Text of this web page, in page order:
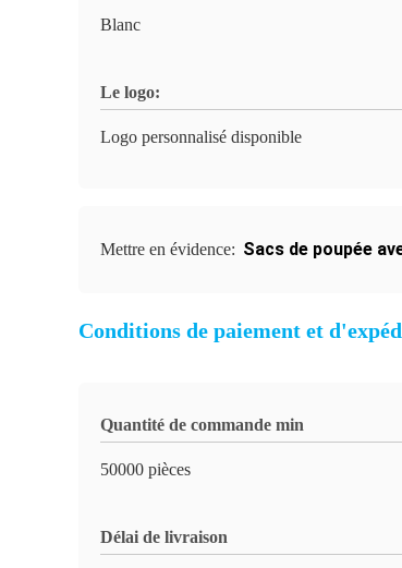
Blanc
Le logo:
Logo personnalisé disponible
Mettre en évidence: Sacs de poupée
Conditions de paiement et
Quantité de commande min
50000 pièces
Délai de livraison